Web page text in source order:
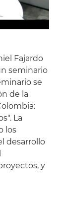
Fajardo
seminario
se
de la
La
los
desarrollo
y